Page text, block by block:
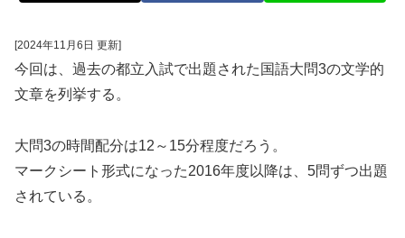
[2024年11月6日 更新]
今回は、過去の都立入試で出題された国語大問3の文学的
文章を列挙する。
大問3の時間配分は12～15分程度だろう。
マークシート形式になった2016年度以降は、5問ずつ出題
されている。